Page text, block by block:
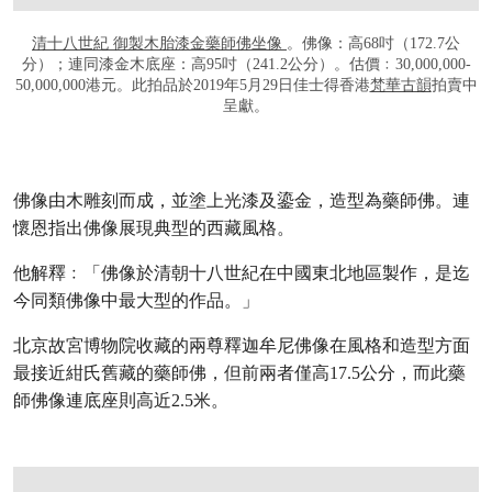
清十八世紀 御製木胎漆金藥師佛坐像 。佛像：高68吋（172.7公
分）；連同漆金木底座：高95吋（241.2公分）。估價﹕30,000,000-
50,000,000港元。此拍品於2019年5月29日佳士得香港梵華古韻拍賣中
呈獻。
佛像由木雕刻而成，並塗上光漆及鎏金，造型為藥師佛。連
懷恩指出佛像展現典型的西藏風格。
他解釋﹕「佛像於清朝十八世紀在中國東北地區製作，是迄
今同類佛像中最大型的作品。」
北京故宮博物院收藏的兩尊釋迦牟尼佛像在風格和造型方面
最接近紺氏舊藏的藥師佛，但前兩者僅高17.5公分，而此藥
師佛像連底座則高近2.5米。